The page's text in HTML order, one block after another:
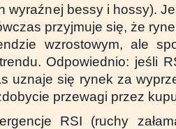
wyraźnej bessy i hossy).
przyjmuje się, że
wzrostowym, ale
Odpowiednio: jeśli
uznaje się rynek za
przewagi przez
RSI (ruchy